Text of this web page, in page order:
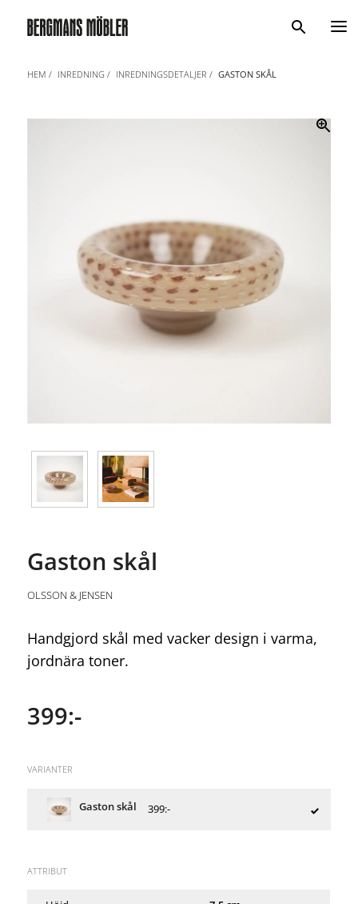
Sök
HEM INREDNING INREDNINGSDETALJER GASTON SKÅL
Gaston skål
OLSSON & JENSEN
Handgjord skål med vacker design i varma,
jordnära toner.
399:-
VARIANTER
Gaston skål 399:-
ATTRIBUT